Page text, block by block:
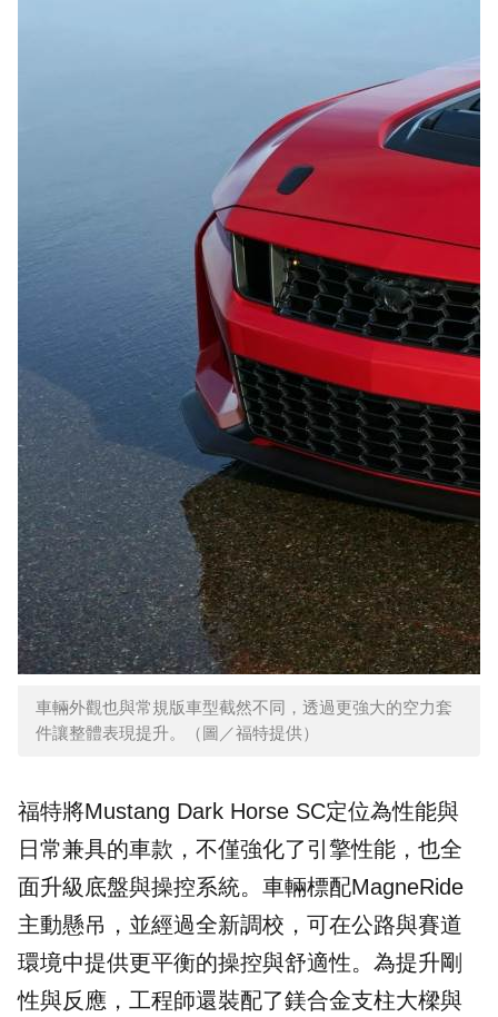
車輛外觀也與常規版車型截然不同，透過更強大的空力套
件讓整體表現提升。（圖／福特提供）
福特將Mustang Dark Horse SC定位為性能與
日常兼具的車款，不僅強化了引擎性能，也全
面升級底盤與操控系統。車輛標配MagneRide
主動懸吊，並經過全新調校，可在公路與賽道
環境中提供更平衡的操控與舒適性。為提升剛
性與反應，工程師還裝配了鎂合金支柱大樑與